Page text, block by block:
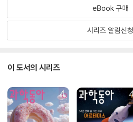
eBook 구매
시리즈 알림신청
이 도서의 시리즈